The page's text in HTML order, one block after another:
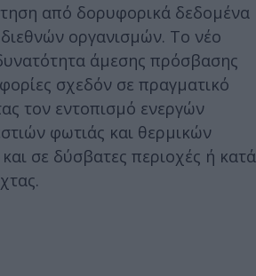
από δορυφορικά δεδομένα
οργανισμών. Το νέο
άμεσης πρόσβασης
σχεδόν σε πραγματικό
τον εντοπισμό ενεργών
φωτιάς και θερμικών
σε δύσβατες περιοχές ή κατά